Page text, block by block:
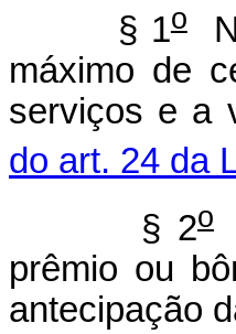
§ 1o
máximo de
serviços e a
do art. 24 da
§ 2o
prêmio ou
antecipação